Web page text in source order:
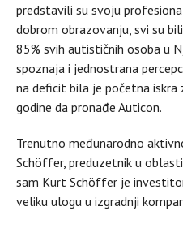
predstavili su svoju
dobrom obrazovanju, svi su
85% svih autističnih osoba u
spoznaja i jednostrana
na deficit bila je početna iskra
godine da pronađe Auticon.
Trenutno međunarodno
Schöffer, preduzetnik u
sam Kurt Schöffer je
veliku ulogu u izgradnji